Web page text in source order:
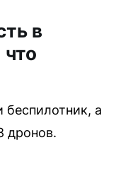
в
беспилотник, а
дронов.